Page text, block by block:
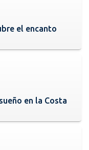
el encanto
en la Costa